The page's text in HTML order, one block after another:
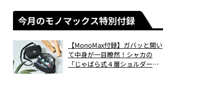
今月のモノマックス特別付録
【MonoMax付録】ガバッと開い
て中身が一目瞭然！シャカの
「じゃばら式４層ショルダーバ